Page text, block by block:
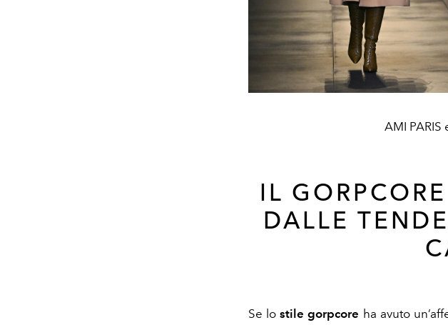
AMI PARIS
IL
DALLE
Se lo stile gorpcore ha avuto